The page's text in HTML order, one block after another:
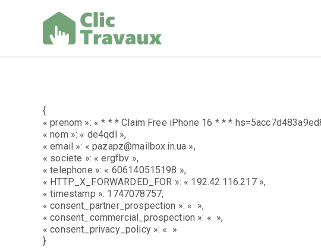
{
« prenom »: « * * * Claim Free iPhone 16 * * *
« nom »: « de4qdl »,
« email »: « pazapz@mailbox.in.ua »,
« societe »: « ergfbv »,
« telephone »: « 606140515198 »,
« HTTP_X_FORWARDED_FOR »: « 192.42.116.217 »,
« timestamp »: 1747078757,
« consent_partner_prospection »: « »,
« consent_commercial_prospection »: « »,
« consent_privacy_policy »: « »
}